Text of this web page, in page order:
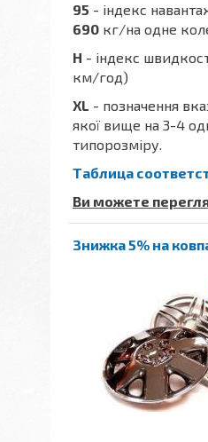
95 - індекс
690 кг/на одне
H - індекс
км/год)
XL - позначення
якої вище на 3-4
типорозміру.
Таблица
Ви можете
Знижка 5% на